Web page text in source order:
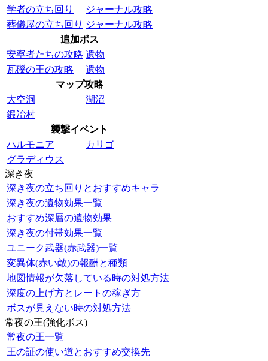
学者の立ち回り
ジャーナル攻略
葬儀屋の立ち回り ジャーナル攻略
追加ボス
安寧者たちの攻略 遺物
瓦礫の王の攻略
遺物
マップ攻略
大空洞
湖沼
鍛冶村
襲撃イベント
ハルモニア
カリゴ
グラディウス
深き夜
深き夜の立ち回りとおすすめキャラ
深き夜の遺物効果一覧
おすすめ深層の遺物効果
深き夜の付帯効果一覧
ユニーク武器(赤武器)一覧
変異体(赤い敵)の報酬と種類
地図情報が欠落している時の対処方法
深度の上げ方とレートの稼ぎ方
ボスが見えない時の対処方法
常夜の王(強化ボス)
常夜の王一覧
王の証の使い道とおすすめ交換先